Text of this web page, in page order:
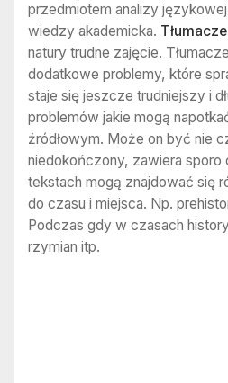
przedmiotem analizy
wiedzy akademicka.
natury trudne zajęcie.
dodatkowe problemy, które
staje się jeszcze trudniejszy i
problemów jakie mogą
źródłowym. Może on być nie
niedokończony, zawiera sporo
tekstach mogą znajdować się
do czasu i miejsca. Np.
Podczas gdy w czasach
rzymian itp.